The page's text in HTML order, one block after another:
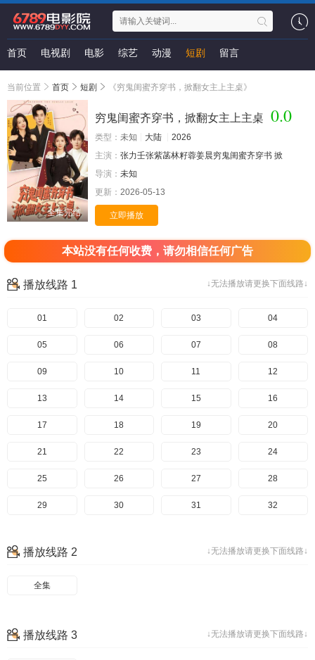
首页 电视剧 电影 综艺 动漫 短剧 留言
当前位置 首页 短剧 《穷鬼闺蜜齐穿书，掀翻女主上主桌》
全集完结
穷鬼闺蜜齐穿书，掀翻女主上主桌 0.0
类型： 未知 大陆
2026
主演： 张力壬张紫菡林籽蓉姜晨穷鬼闺蜜齐穿书 掀
导演： 未知
更新： 2026-05-13
立即播放
本站没有任何收费，请勿相信任何广告
↓无法播放请更换下面线路↓
播放线路 1
01 02 03 04
05 06 07 08
09 10 11 12
13 14 15 16
17 18 19 20
21 22 23 24
25 26 27 28
29 30 31 32
37
41
49 52
↓无法播放请更换下面线路↓
播放线路 2
全集
↓无法播放请更换下面线路↓
播放线路 3